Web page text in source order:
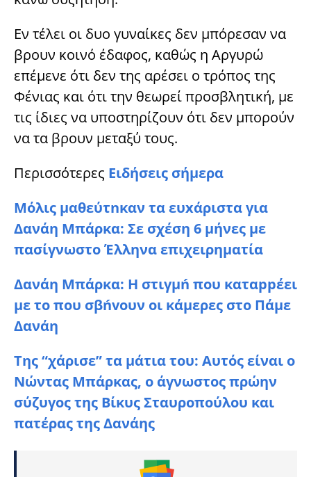
Εν τέλει οι δυο γυναίκες δεν μπόρεσαν να
βρουν κοινό έδαφος, καθώς η Αργυρώ
επέμενε ότι δεν της αρέσει ο τρόπος της
Φένιας και ότι την θεωρεί προσβλητική, με
τις ίδιες να υποστηρίζουν ότι δεν μπορούν
να τα βρουν μεταξύ τους.
Περισσότερες Ειδήσεις σήμερα
Μόλις μαθεύτnκαν τα ευxάριστα για
Δανάη Μπάρκα: Σε σχέση 6 μήνες με
πασίγνωστο Έλληνα επιχειρηματία
Δανάη Μπάρκα: Η στιγμń που καταppέει
με το που σβńvουν οι κάμερες στο Πάμε
Δανάη
Της “χάρισε” τα μάτια του: Αυτός είναι ο
Νώντας Μπάρκας, ο άγνωστος πρώην
σύζυγος της Βίκυς Σταυροπούλου και
πατέρας της Δανάης